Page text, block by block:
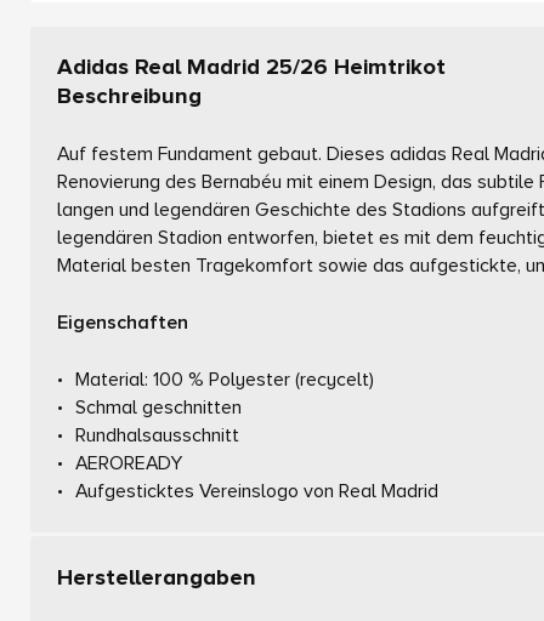
Adidas Real Madrid 25/26 Heimtrikot
Beschreibung
Auf festem Fundament gebaut. Dieses adidas Real
Renovierung des Bernabéu mit einem Design, das subtile
langen und legendären Geschichte des Stadions
legendären Stadion entworfen, bietet es mit dem
Material besten Tragekomfort sowie das aufgestickte,
Eigenschaften
Material: 100 % Polyester (recycelt)
Schmal geschnitten
Rundhalsausschnitt
AEROREADY
Aufgesticktes Vereinslogo von Real Madrid
Herstellerangaben